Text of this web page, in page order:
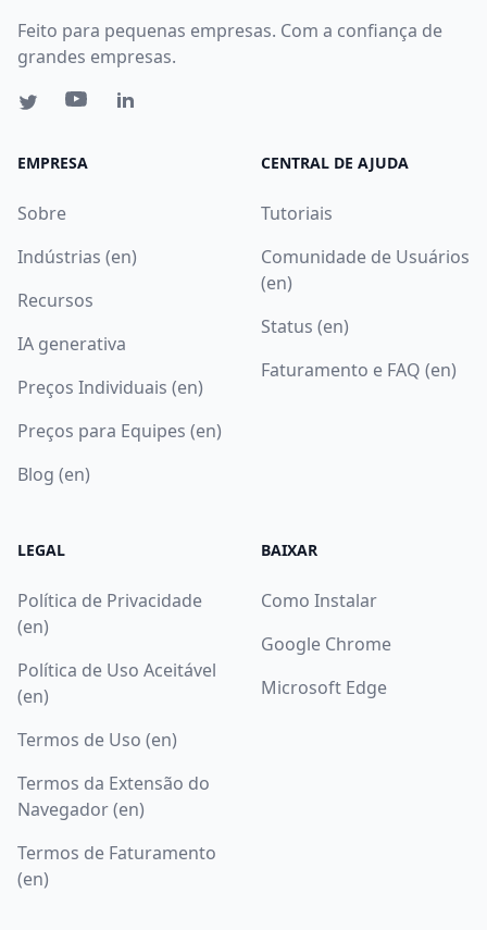
Feito para pequenas empresas. Com a confiança de
grandes empresas.
EMPRESA
Sobre
Indústrias (en)
Recursos
IA generativa
Preços Individuais (en)
Preços para Equipes (en)
Blog (en)
CENTRAL DE AJUDA
Tutoriais
Comunidade de Usuários
(en)
Status (en)
Faturamento e FAQ (en)
LEGAL
Política de Privacidade
(en)
Política de Uso Aceitável
(en)
Termos de Uso (en)
Termos da Extensão do
Navegador (en)
Termos de Faturamento
(en)
BAIXAR
Como Instalar
Google Chrome
Microsoft Edge